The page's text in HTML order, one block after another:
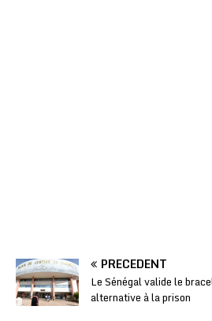
PRÉCÉDENT
Le Sénégal valide le
alternative à la prison